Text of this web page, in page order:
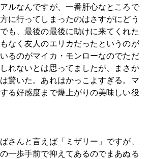
ルなんですが、一番肝心なところで
に行ってしまったのはさすがにどう
も、最後の最後に助けに来てくれた
なく友人のエリカだったというのが
るのがマイカ・モンローなのでただ
れないとは思ってましたが、まさか
驚いた。あれはかっこよすぎる。マ
る好感度まで爆上がりの美味しい役
さんと言えば「ミザリー」ですが、
一歩手前で抑えてあるのでまあぬる